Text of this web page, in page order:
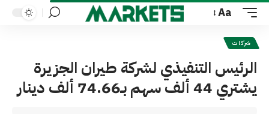
Font
Resizer
Aa
شركات
الرئيس التنفيذي لشركة طيران الجزيرة
يشتري 44 ألف سهم بـ74.66 ألف دينار